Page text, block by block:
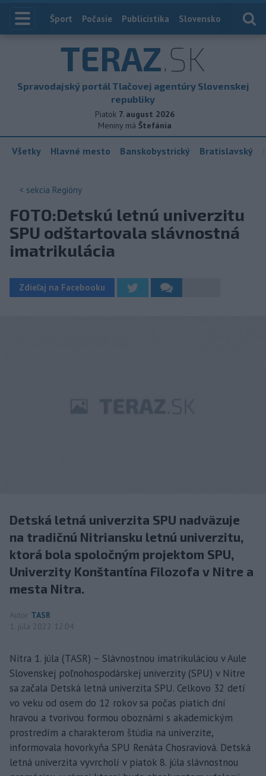
Index
Šport Počasie Publicistika Slovensko
TERAZ.SK
Spravodajský portál Tlačovej agentúry Slovenskej
republiky
Piatok 7. august 2026
Meniny má Štefánia
Všetky Hlavné mesto Banskobystrický Bratislavský
< sekcia Regióny
FOTO:Detskú letnú univerzitu
SPU odštartovala slávnostná
imatrikulácia
Zdieľaj na Facebooku
Detská letná univerzita SPU nadväzuje
na tradičnú Nitriansku letnú univerzitu,
ktorá bola spoločným projektom SPU,
Univerzity Konštantína Filozofa v Nitre a
mesta Nitra.
Autor TASR
1. júla 2022 12:04
Nitra 1. júla (TASR) – Slávnostnou imatrikuláciou v Aule
Slovenskej poľnohospodárskej univerzity (SPU) v Nitre
sa začala Detská letná univerzita SPU. Celkovo 32 detí
vo veku od osem do 12 rokov sa počas piatich dní
hravou a tvorivou formou oboznámi s akademickým
prostredím a charakterom štúdia na univerzite,
informovala hovorkyňa SPU Renáta Chosraviová. Detská
letná univerzita vyvrcholí v piatok 8. júla slávnostnou